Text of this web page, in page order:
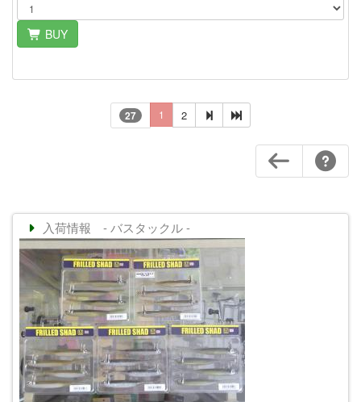
BUY
27 1 2
入荷情報 - バスタックル -